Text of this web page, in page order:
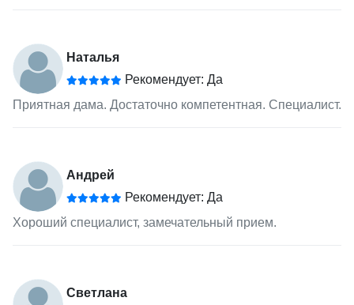
Наталья
Рекомендует: Да
Приятная дама. Достаточно компетентная. Специалист.
Андрей
Рекомендует: Да
Хороший специалист, замечательный прием.
Светлана